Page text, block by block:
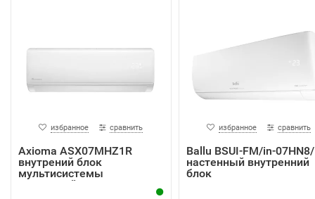
избранное сравнить
Axioma ASX07MHZ1R
внутрений блок
мультисистемы
настенный
избранное сравнить
Ballu BSUI-FM/in-07HN8/
настенный внутренний
блок